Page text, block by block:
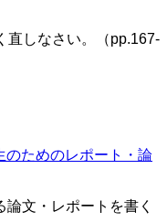
しなさい。（pp.167-
ためのレポート・論
文・レポートを書く